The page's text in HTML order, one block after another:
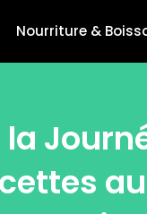
Nourriture &